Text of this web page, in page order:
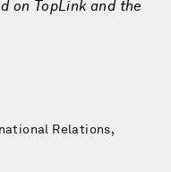
on TopLink and the
Relations,